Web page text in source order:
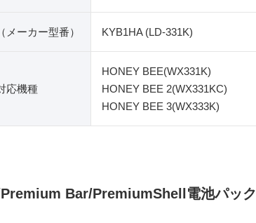
メーカー型番） KYB1HA (LD-331K)
応機種
HONEY BEE(WX331K)
HONEY BEE 2(WX331KC)
HONEY BEE 3(WX333K)
Bar/PremiumShell電池パック